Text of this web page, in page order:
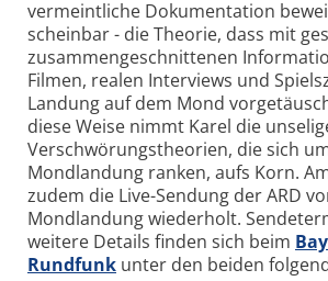
vermeintliche Dokumentation
scheinbar - die Theorie, dass mit
zusammengeschnittenen
Filmen, realen Interviews und
Landung auf dem Mond
diese Weise nimmt Karel die
Verschwörungstheorien, die sich
Mondlandung ranken, aufs Korn.
zudem die Live-Sendung der ARD
Mondlandung wiederholt.
weitere Details finden sich beim
Rundfunk unter den beiden